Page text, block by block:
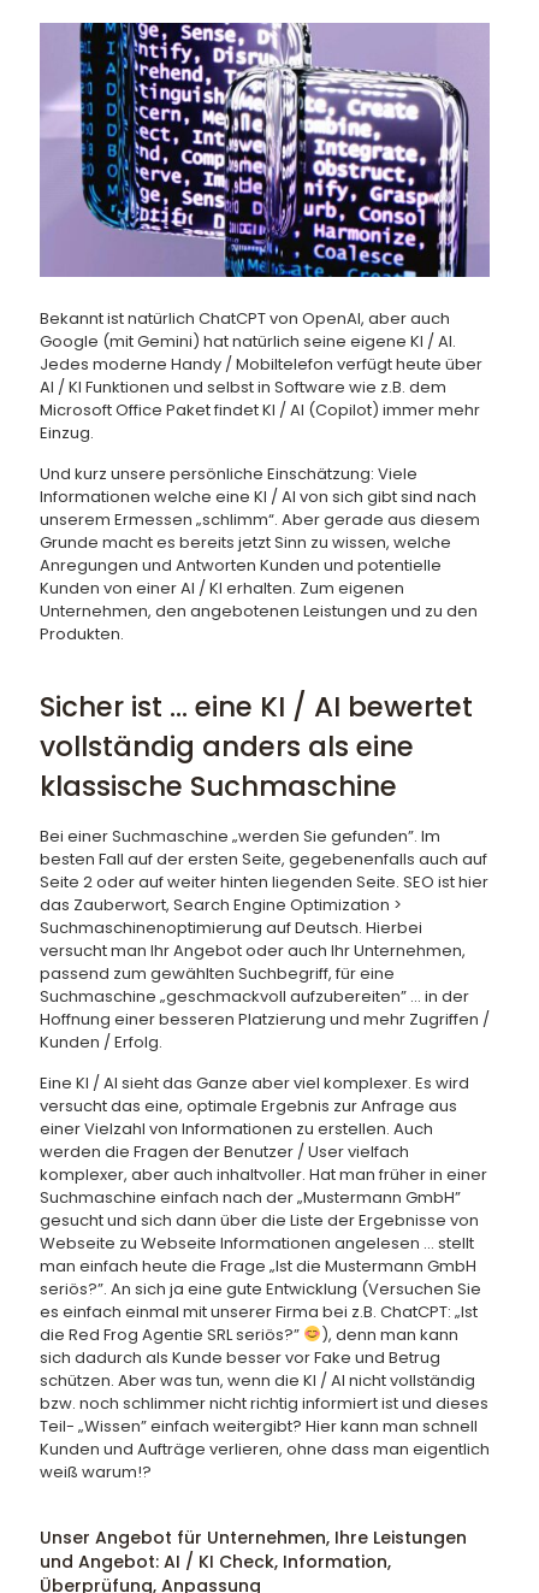
Bekannt ist natürlich ChatCPT von OpenAI, aber auch
Google (mit Gemini) hat natürlich seine eigene KI / AI.
Jedes moderne Handy / Mobiltelefon verfügt heute über
AI / KI Funktionen und selbst in Software wie z.B. dem
Microsoft Office Paket findet KI / AI (Copilot) immer mehr
Einzug.
Und kurz unsere persönliche Einschätzung: Viele
Informationen welche eine KI / AI von sich gibt sind nach
unserem Ermessen „schlimm“. Aber gerade aus diesem
Grunde macht es bereits jetzt Sinn zu wissen, welche
Anregungen und Antworten Kunden und potentielle
Kunden von einer AI / KI erhalten. Zum eigenen
Unternehmen, den angebotenen Leistungen und zu den
Produkten.
Sicher ist … eine KI / AI bewertet
vollständig anders als eine
klassische Suchmaschine
Bei einer Suchmaschine „werden Sie gefunden”. Im
besten Fall auf der ersten Seite, gegebenenfalls auch auf
Seite 2 oder auf weiter hinten liegenden Seite. SEO ist hier
das Zauberwort, Search Engine Optimization >
Suchmaschinenoptimierung auf Deutsch. Hierbei
versucht man Ihr Angebot oder auch Ihr Unternehmen,
passend zum gewählten Suchbegriff, für eine
Suchmaschine „geschmackvoll aufzubereiten” … in der
Hoffnung einer besseren Platzierung und mehr Zugriffen /
Kunden / Erfolg.
Eine KI / AI sieht das Ganze aber viel komplexer. Es wird
versucht das eine, optimale Ergebnis zur Anfrage aus
einer Vielzahl von Informationen zu erstellen. Auch
werden die Fragen der Benutzer / User vielfach
komplexer, aber auch inhaltvoller. Hat man früher in einer
Suchmaschine einfach nach der „Mustermann GmbH”
gesucht und sich dann über die Liste der Ergebnisse von
Webseite zu Webseite Informationen angelesen … stellt
man einfach heute die Frage „Ist die Mustermann GmbH
seriös?”. An sich ja eine gute Entwicklung (Versuchen Sie
es einfach einmal mit unserer Firma bei z.B. ChatCPT: „Ist
die Red Frog Agentie SRL seriös?”
), denn man kann
sich dadurch als Kunde besser vor Fake und Betrug
schützen. Aber was tun, wenn die KI / AI nicht vollständig
bzw. noch schlimmer nicht richtig informiert ist und dieses
Teil- „Wissen” einfach weitergibt? Hier kann man schnell
Kunden und Aufträge verlieren, ohne dass man eigentlich
weiß warum!?
Unser Angebot für Unternehmen, Ihre Leistungen
und Angebot: AI / KI Check, Information,
Überprüfung, Anpassung